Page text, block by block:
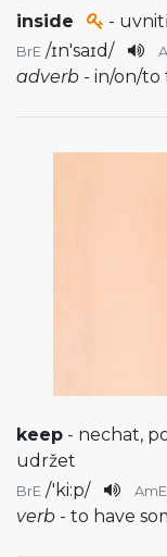
inside -
BrE /ɪn'saɪd/
adverb - in/on/to
keep - nechat,
udržet
BrE /'ki:p/ AmE
verb - to have